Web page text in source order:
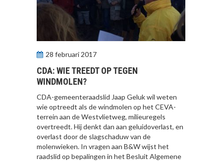
28 februari 2017
CDA: WIE TREEDT OP TEGEN
WINDMOLEN?
CDA-gemeenteraadslid Jaap Geluk wil weten
wie optreedt als de windmolen op het CEVA-
terrein aan de Westvlietweg, milieuregels
overtreedt. Hij denkt dan aan geluidoverlast, en
overlast door de slagschaduw van de
molenwieken. In vragen aan B&W wijst het
raadslid op bepalingen in het Besluit Algemene